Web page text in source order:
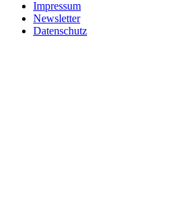
Impressum
Newsletter
Datenschutz